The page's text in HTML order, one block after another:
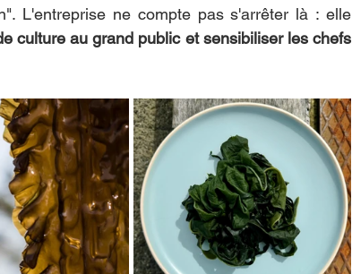
L'entreprise ne compte pas s'arrêter là : elle
culture au grand public et sensibiliser les chefs